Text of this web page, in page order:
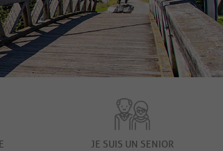
JE SUIS UN SENIOR